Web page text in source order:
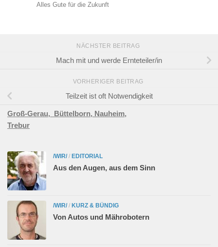
Alles Gute für die Zukunft
NÄCHSTER BEITRAG
Mach mit und werde Ernteteiler/in
VORHERIGER BEITRAG
Teilzeit ist oft Notwendigkeit
Groß-Gerau, Büttelborn, Nauheim,
Trebur
/WIR/ / EDITORIAL
Aus den Augen, aus dem Sinn
/WIR/ / KURZ & BÜNDIG
Von Autos und Mährobotern